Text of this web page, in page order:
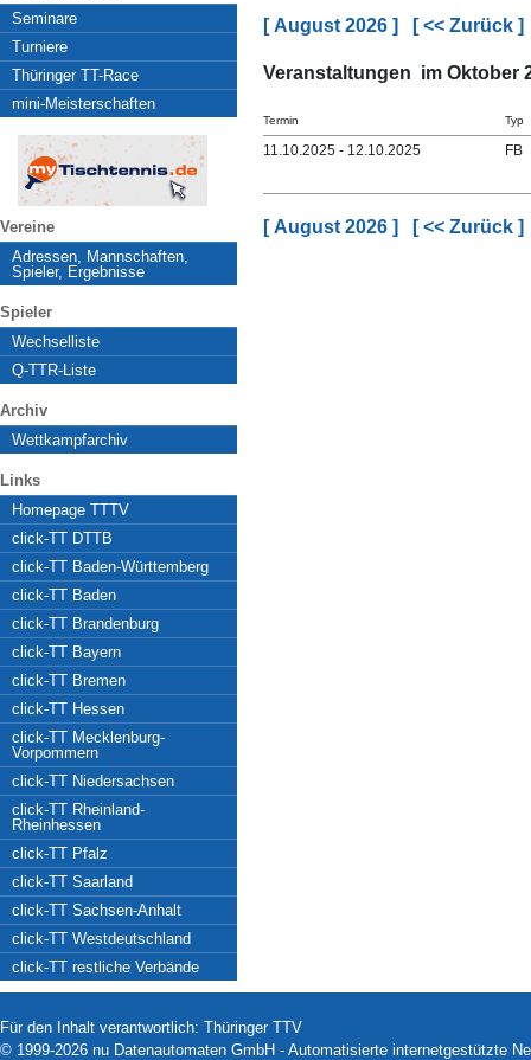
Seminare
Turniere
Thüringer TT-Race
mini-Meisterschaften
Vereine
Adressen, Mannschaften,
Spieler, Ergebnisse
Spieler
Wechselliste
Q-TTR-Liste
Archiv
Wettkampfarchiv
Links
Homepage TTTV
click-TT DTTB
click-TT Baden-Württemberg
click-TT Baden
click-TT Brandenburg
click-TT Bayern
click-TT Bremen
click-TT Hessen
click-TT Mecklenburg-
Vorpommern
click-TT Niedersachsen
click-TT Rheinland-
Rheinhessen
click-TT Pfalz
click-TT Saarland
click-TT Sachsen-Anhalt
click-TT Westdeutschland
click-TT restliche Verbände
[ August 2026 ] [ << Zurück ]
Veranstaltungen im Oktober
Termin Typ
11.10.2025 - 12.10.2025 FB
[ August 2026 ] [ << Zurück ]
Für den Inhalt verantwortlich: Thüringer TTV
© 1999-2026 nu Datenautomaten GmbH - Automatisierte internetgestützte